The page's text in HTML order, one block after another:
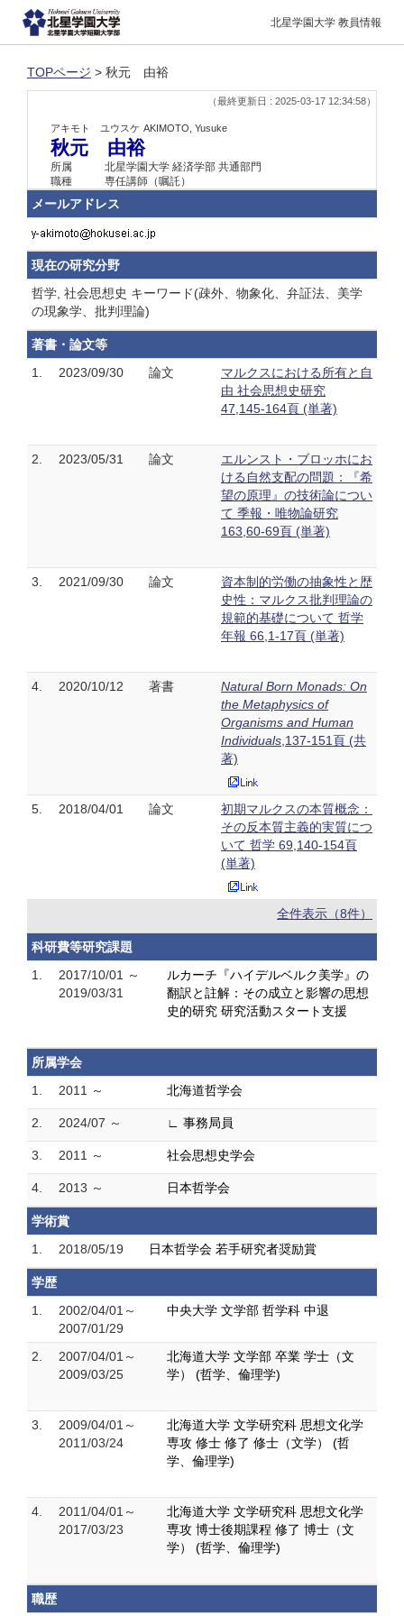
北星学園大学 教員情報
TOPページ > 秋元 由裕
（最終更新日 : 2025-03-17 12:34:58）
アキモト ユウスケ AKIMOTO, Yusuke
秋元 由裕
所属
北星学園大学 経済学部 共通部門
職種
専任講師（嘱託）
メールアドレス
現在の研究分野
哲学, 社会思想史 キーワード(疎外、物象化、弁証法、美学
の現象学、批判理論)
著書・論文等
1.
2023/09/30 論文
マルクスにおける所有と自
由 社会思想史研究
47,145-164頁 (単著)
2. 2023/05/31 論文
エルンスト・ブロッホにお
ける自然支配の問題：『希
望の原理』の技術論につい
て 季報・唯物論研究
163,60-69頁 (単著)
3. 2021/09/30 論文
資本制的労働の抽象性と歴
史性：マルクス批判理論の
規範的基礎について 哲学
年報 66,1-17頁 (単著)
4. 2020/10/12 著書
Natural Born Monads: On
the Metaphysics of
Organisms and Human
Individuals ,137-151頁 (共
著)
5. 2018/04/01 論文
初期マルクスの本質概念：
その反本質主義的実質につ
いて 哲学 69,140-154頁
(単著)
全件表示（8件）
科研費等研究課題
1.
2017/10/01 ～
2019/03/31
ルカーチ『ハイデルベルク美学』の
翻訳と註解：その成立と影響の思想
史的研究 研究活動スタート支援
所属学会
1.
2011 ～ 北海道哲学会
2. 2024/07 ～ ∟ 事務局員
3. 2011 ～ 社会思想史学会
4. 2013 ～ 日本哲学会
学術賞
1.
2018/05/19 日本哲学会 若手研究者奨励賞
学歴
1.
2002/04/01～
2007/01/29
中央大学 文学部 哲学科 中退
2.
2007/04/01～
2009/03/25
北海道大学 文学部 卒業 学士（文
学） (哲学、倫理学)
3.
2009/04/01～
2011/03/24
北海道大学 文学研究科 思想文化学
専攻 修士 修了 修士（文学） (哲
学、倫理学)
4.
2011/04/01～
2017/03/23
北海道大学 文学研究科 思想文化学
専攻 博士後期課程 修了 博士（文
学） (哲学、倫理学)
職歴